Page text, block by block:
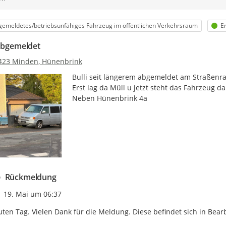
betriebsunfähiges Fahrzeug im öffentlichen Verkehrsraum
Minden, Hünenbrink
Bulli seit längerem abgemeldet am
Erst lag da Müll u jetzt steht das Fahrzeug da
Neben Hünenbrink 4a
Rückmeldung
Zeitpunkt des Erstellens
19. Mai um 06:37
Tag. Vielen Dank für die Meldung. Diese befindet sich in